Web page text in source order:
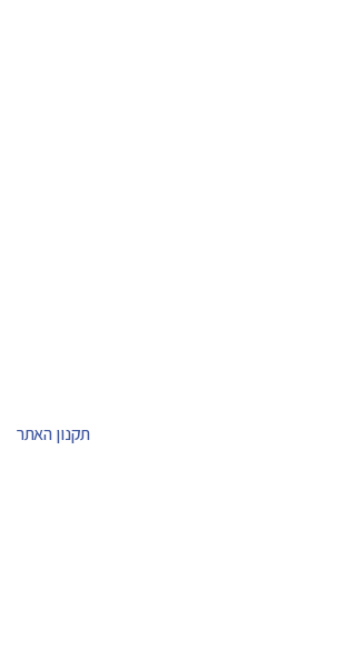
תקנון האתר